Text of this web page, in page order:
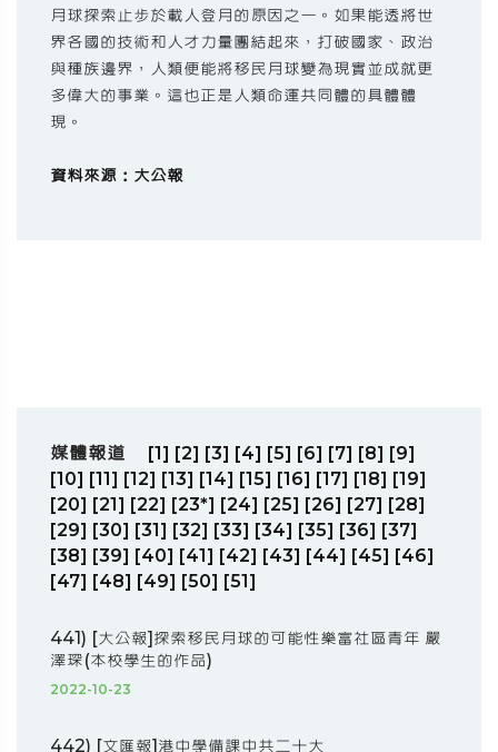
月球探索止步於載人登月的原因之一。如果能透將世
界各國的技術和人才力量團結起來，打破國家、政治
與種族邊界，人類便能將移民月球變為現實並成就更
多偉大的事業。這也正是人類命運共同體的具體體
現。
資料來源：大公報
媒體報道 [1] [2] [3] [4] [5] [6] [7] [8] [9]
[10] [11] [12] [13] [14] [15] [16] [17] [18] [19]
[20] [21] [22] [23*] [24] [25] [26] [27] [28]
[29] [30] [31] [32] [33] [34] [35] [36] [37]
[38] [39] [40] [41] [42] [43] [44] [45] [46]
[47] [48] [49] [50] [51]
441) [大公報]探索移民月球的可能性樂富社區青年 嚴
澤琛(本校學生的作品)
2022-10-23
442) [文匯報]港中學備課中共二十大